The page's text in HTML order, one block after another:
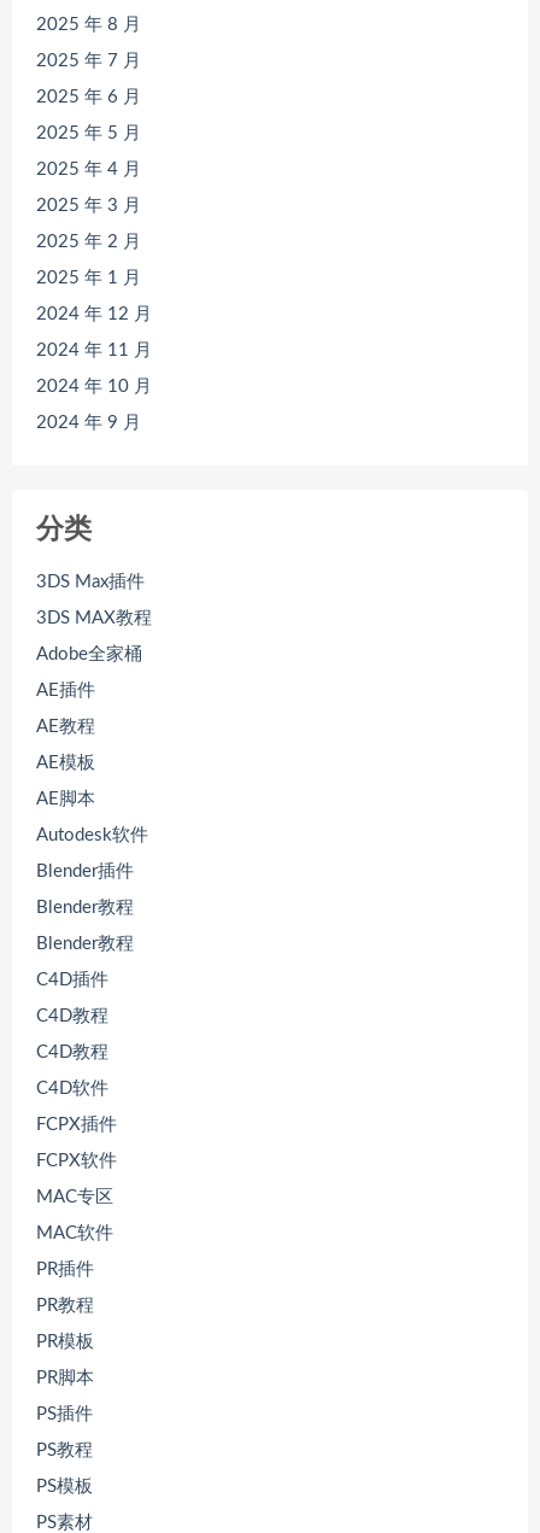
2025 年 8 月
2025 年 7 月
2025 年 6 月
2025 年 5 月
2025 年 4 月
2025 年 3 月
2025 年 2 月
2025 年 1 月
2024 年 12 月
2024 年 11 月
2024 年 10 月
2024 年 9 月
分类
3DS Max插件
3DS MAX教程
Adobe全家桶
AE插件
AE教程
AE模板
AE脚本
Autodesk软件
Blender插件
Blender教程
Blender教程
C4D插件
C4D教程
C4D教程
C4D软件
FCPX插件
FCPX软件
MAC专区
MAC软件
PR插件
PR教程
PR模板
PR脚本
PS插件
PS教程
PS模板
PS素材